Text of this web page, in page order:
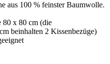
aus 100 % feinster Baumwolle.
80 x 80 cm (die
beinhalten 2 Kissenbezüge)